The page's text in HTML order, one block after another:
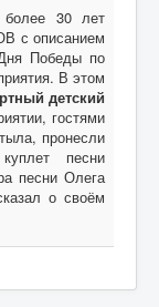
более 30 лет
с описанием
Победы по
В этом
детский
гостями
пронесли
песни
песни Олега
о своём